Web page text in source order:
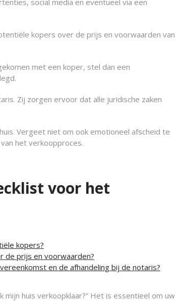
social media en eventueel via een
kopers over de prijs en voorwaarden van
met een koper, stel dan een
Zij zorgen ervoor dat alle juridische zaken
Vergeet niet om ook emotioneel afscheid te
het verkoopproces.
voor het
kopers?
de prijs en voorwaarden?
en de afhandeling bij de notaris?
mijn huis verkoopklaar?” Het is essentieel om uw